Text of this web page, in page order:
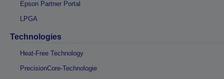
Epson Partner Portal
LPGA
Technologies
Heat-Free Technology
PrecisionCore-Technologie